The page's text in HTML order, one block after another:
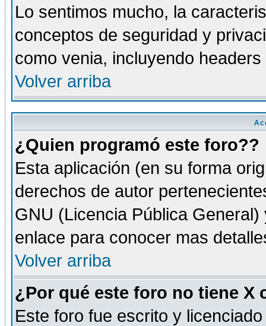
Lo sentimos mucho, la
conceptos de seguridad y
como venia, incluyendo
Volver arriba
¿Quien programó este foro??
Esta aplicación (en su forma
derechos de autor
GNU (Licencia Pública
enlace para conocer mas
Volver arriba
¿Por qué este foro no tiene X
Este foro fue escrito y